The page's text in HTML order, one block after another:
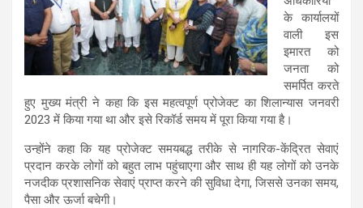
के कार्यालयों
वाली इस
इमारत को
जनता को
समर्पित करते
हुए मुख्य मंत्री ने कहा कि इस महत्वपूर्ण प्रोजेक्ट का शिलान्यास जनवरी
2023 में किया गया था और इसे रिकॉर्ड समय में पूरा किया गया है।
उन्होंने कहा कि यह प्रोजेक्ट समयबद्ध तरीके से नागरिक-केंद्रित सेवाएं
प्रदान करके लोगों को बहुत लाभ पहुंचाएगा और साथ ही यह लोगों को उनके
नजदीक प्रशासनिक सेवाएं प्राप्त करने की सुविधा देगा, जिससे उनका समय,
पैसा और ऊर्जा बचेगी।